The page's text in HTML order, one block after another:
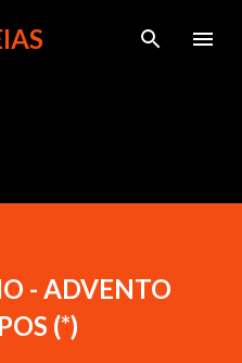
principal
- ADVENTO
(*)